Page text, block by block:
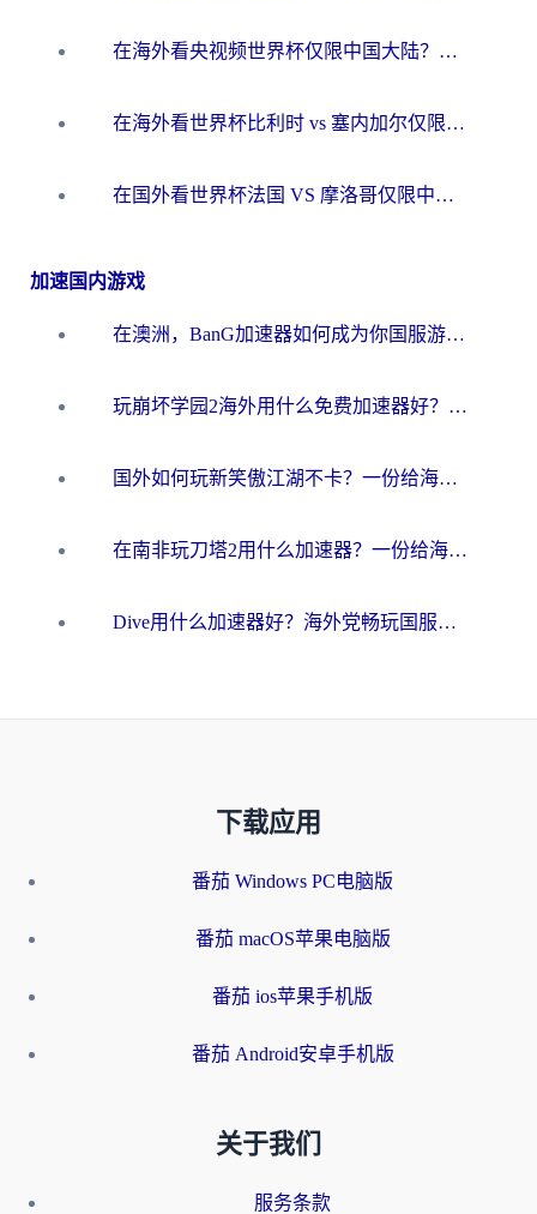
在海外看央视频世界杯仅限中国大陆？这篇指南帮你解锁中文解说+无卡顿直播
在海外看世界杯比利时 vs 塞内加尔仅限中国大陆？我找到了最流畅的中文解说之路
在国外看世界杯法国 VS 摩洛哥仅限中国大陆？海外党这样看中文解说赛事不卡顿
加速国内游戏
在澳洲，BanG加速器如何成为你国服游戏的“时光机”？
玩崩坏学园2海外用什么免费加速器好？2026海外党亲测国服游戏加速指南
国外如何玩新笑傲江湖不卡？一份给海外游子的终极网络指南
在南非玩刀塔2用什么加速器？一份给海外游子的终极生存指南
Dive用什么加速器好？海外党畅玩国服游戏的终极避坑指南
下载应用
番茄 Windows PC电脑版
番茄 macOS苹果电脑版
番茄 ios苹果手机版
番茄 Android安卓手机版
关于我们
服务条款